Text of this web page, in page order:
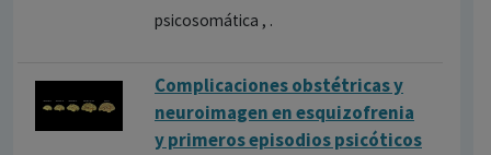
psicosomática , .
Complicaciones obstétricas y
neuroimagen en esquizofrenia
y primeros episodios psicóticos